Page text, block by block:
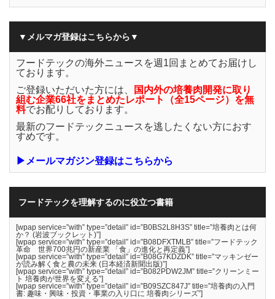
▼メルマガ登録はこちらから▼
フードテックの海外ニュースを週1回まとめてお届けし
ております。
ご登録いただいた方には、
国内外の培養肉開発に取り
組む企業66社をまとめたレポート（全15ページ）を無
料でお配りしております。
最新のフードテックニュースを逃したくない方におす
すめです。
▶メールマガジン登録はこちらから
フードテックを理解するのに役立つ書籍
[wpap service=”with” type=”detail” id=”B0BS2L8H3S” title=”培養肉とは何
か？ (岩波ブックレット)”]
[wpap service=”with” type=”detail” id=”B08DFXTMLB” title=”フードテック
革命 世界700兆円の新産業 「食」の進化と再定義”]
[wpap service=”with” type=”detail” id=”B08G7KDZDK” title=”マッキンゼー
が読み解く食と農の未来 (日本経済新聞出版)”]
[wpap service=”with” type=”detail” id=”B082PDW2JM” title=”クリーンミー
ト 培養肉が世界を変える”]
[wpap service=”with” type=”detail” id=”B09SZC847J” title=”培養肉の入門
書: 趣味・興味・投資・事業の入り口に 培養肉シリーズ”]